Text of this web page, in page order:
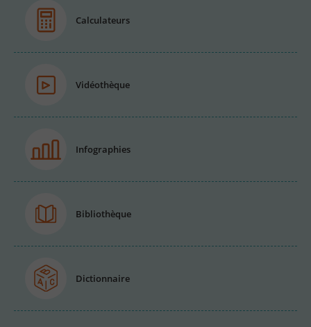
Calculateurs
Vidéothèque
Infographies
Bibliothèque
Dictionnaire